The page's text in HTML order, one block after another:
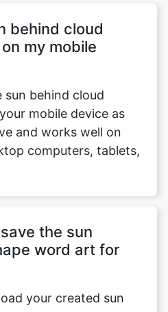
behind cloud
my mobile
sun behind cloud
mobile device as
and works well on
computers, tablets,
the sun
word art for
your created sun